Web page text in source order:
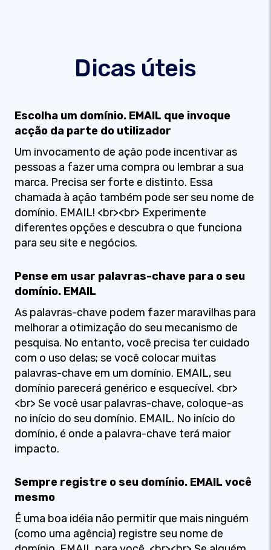
Dicas úteis
Escolha um domínio. EMAIL que invoque
acção da parte do utilizador
Um invocamento de ação pode incentivar as
pessoas a fazer uma compra ou lembrar a sua
marca. Precisa ser forte e distinto. Essa
chamada à ação também pode ser seu nome de
domínio. EMAIL! <br><br> Experimente
diferentes opções e descubra o que funciona
para seu site e negócios.
Pense em usar palavras-chave para o seu
domínio. EMAIL
As palavras-chave podem fazer maravilhas para
melhorar a otimização do seu mecanismo de
pesquisa. No entanto, você precisa ter cuidado
com o uso delas; se você colocar muitas
palavras-chave em um domínio. EMAIL, seu
domínio parecerá genérico e esquecível. <br>
<br> Se você usar palavras-chave, coloque-as
no início do seu domínio. EMAIL. No início do
domínio, é onde a palavra-chave terá maior
impacto.
Sempre registre o seu domínio. EMAIL você
mesmo
É uma boa idéia não permitir que mais ninguém
(como uma agência) registre seu nome de